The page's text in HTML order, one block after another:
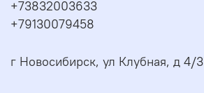
+73832003633
+79130079458
г Новосибирск, ул Клубная, д 4/3